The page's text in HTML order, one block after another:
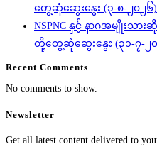
တွေ့ဆုံဆွေးနွေး (၃-၈-၂၀၂၆)
NSPNC နှင့် နာဂအမျိုးသာ
တို့တွေ့ဆုံဆွေးနွေး (၃၁-၇-၂
Recent Comments
No comments to show.
Newsletter
Get all latest content delivered to